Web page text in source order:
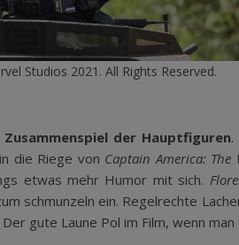
Studios 2021. All Rights Reserved.
der Hauptfiguren.
die Riege von Captain America: The
etwas mehr Humor mit sich.
schmunzeln ein. Regelrechte
Der gute Laune Pol im Film, wenn man